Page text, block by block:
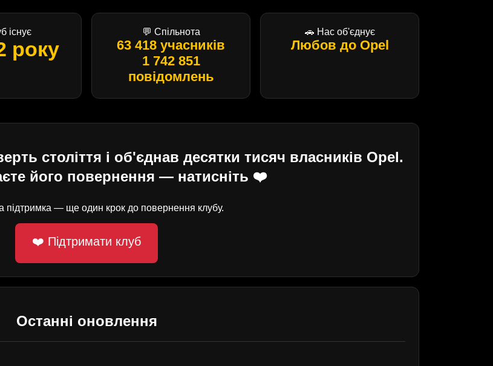
існує
року
💬 Спільнота
63 418 учасників
1 742 851
повідомлень
🚗 Нас об'єднує
Любов до Opel
століття і об'єднав десятки тисяч власників Opel.
його повернення — натисніть ❤️
підтримка — ще один крок до повернення клубу.
❤️ Підтримати клуб
Останні оновлення